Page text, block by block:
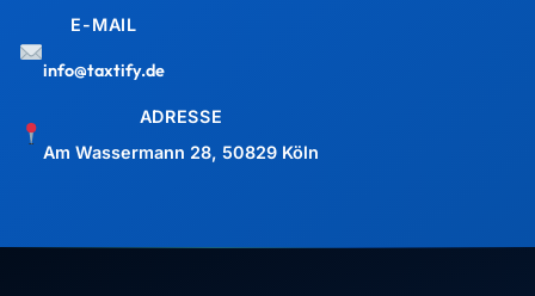
E-MAIL
info@taxtify.de
ADRESSE
Am Wassermann 28, 50829 Köln